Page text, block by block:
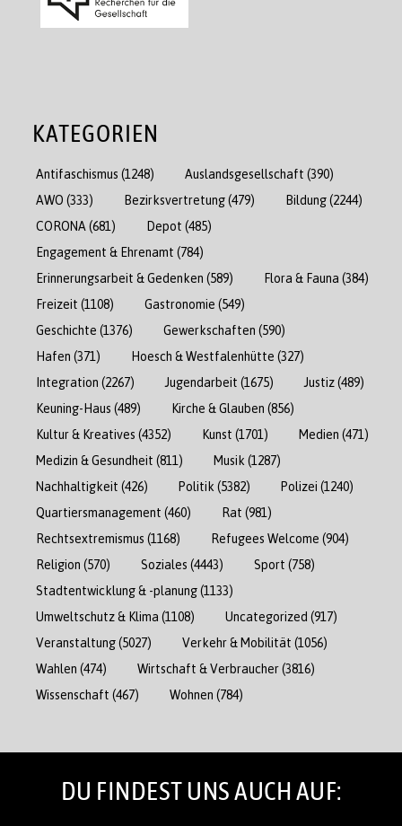
KATEGORIEN
Antifaschismus (1248) Auslandsgesellschaft (390)
AWO (333) Bezirksvertretung(479) Bildung(2244)
CORONA (681) Depot (485)
Engagement & Ehrenamt (784)
Erinnerungsarbeit & Gedenken (589) Flora & Fauna (384)
Freizeit (1108) Gastronomie (549)
Geschichte (1376) Gewerkschaften (590)
Hafen (371) Hoesch & Westfalenhütte (327)
Integration (2267) Jugendarbeit (1675) Justiz(489)
Keuning-Haus (489) Kirche & Glauben (856)
Kultur & Kreatives (4352) Kunst (1701) Medien (471)
Medizin & Gesundheit (811) Musik (1287)
Nachhaltigkeit (426) Politik (5382) Polizei (1240)
Quartiersmanagement (460) Rat (981)
Rechtsextremismus (1168) Refugees Welcome (904)
Religion (570) Soziales (4443) Sport (758)
Stadtentwicklung & -planung(1133)
Umweltschutz & Klima (1108) Uncategorized (917)
Veranstaltung(5027) Verkehr & Mobilität (1056)
Wahlen (474) Wirtschaft & Verbraucher(3816)
Wissenschaft (467) Wohnen (784)
DU FINDEST UNS AUCH AUF: